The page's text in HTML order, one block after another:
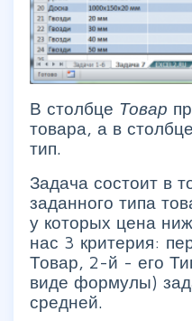
В столбце Товар
товара, а в столбце
тип.
Задача состоит в
заданного типа
у которых цена
нас 3 критерия:
Товар, 2-й - его
виде формулы)
средней.